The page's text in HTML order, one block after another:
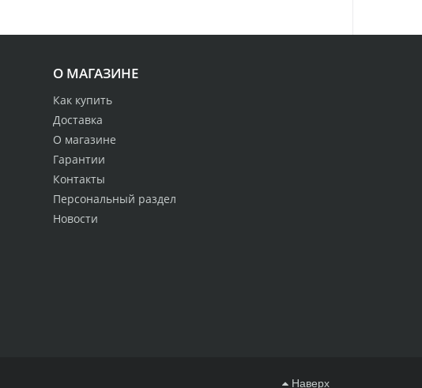
О МАГАЗИНЕ
Как купить
Доставка
О магазине
Гарантии
Контакты
Персональный раздел
Новости
Наверх